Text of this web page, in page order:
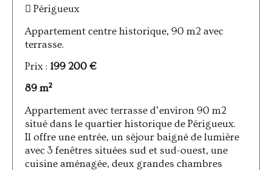
Périgueux
Appartement centre historique, 90 m2 avec
terrasse.
Prix : 199 200 €
89 m²
Appartement avec terrasse d’environ 90 m2
situé dans le quartier historique de Périgueux.
Il offre une entrée, un séjour baigné de lumière
avec 3 fenêtres situées sud et sud-ouest, une
cuisine aménagée, deux grandes chambres